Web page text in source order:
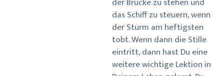
das Schiff zu steuern, wenn
der Sturm am heftigsten
tobt. Wenn dann die Stille
eintritt, dann hast Du eine
weitere wichtige Lektion in